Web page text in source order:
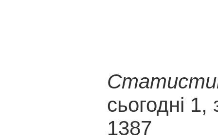
сьогодні 1,
1387